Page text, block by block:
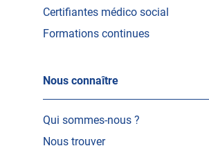
Certifiantes médico social
Formations continues
Nous connaître
Qui sommes-nous ?
Nous trouver